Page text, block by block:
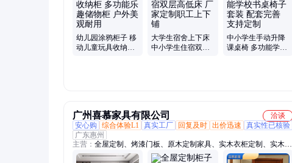
幼儿园涂鸦柜子 移
动儿童玩具收纳柜
大学生宿舍上下床
中小学生住宿双层
中小学生手动升降
课桌椅 多功能学校
广州喜慕家具有限公司
洽谈
安心购
综合体验L1 真实工厂 回复及时 出价迅速
真实性已核验
广东惠州
主营： 全屋定制、烤漆门板、原木定制家具、实木衣柜定制、实木橱
柜、实木门、实木衣柜门、实木护墙板、实木家具、实木榻榻米、实